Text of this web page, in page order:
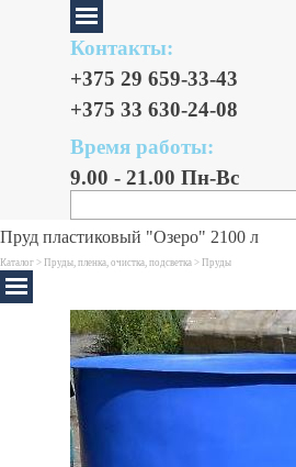
Контакты:
+375 29 659-33-43
+375 33 630-24-08
Время работы:
9.00 - 21.00 Пн-Вс
Пруд пластиковый "Озеро" 2100 л
Каталог > Пруды, пленка, очистка, подсветка > Пруды